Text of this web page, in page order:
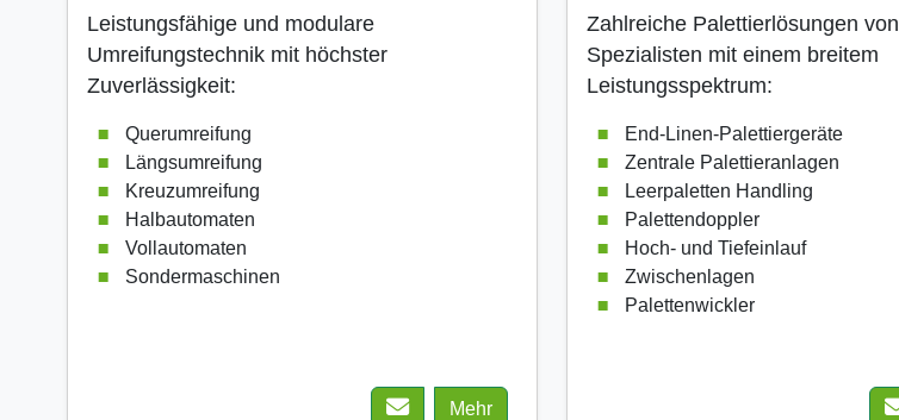
Leistungsfähige und modulare
Umreifungstechnik mit höchster
Zuverlässigkeit:
Querumreifung
Längsumreifung
Kreuzumreifung
Halbautomaten
Vollautomaten
Sondermaschinen
Mehr
Zahlreiche Palettierlösungen von
Spezialisten mit einem breitem
Leistungsspektrum:
End-Linen-Palettiergeräte
Zentrale Palettieranlagen
Leerpaletten Handling
Palettendoppler
Hoch- und Tiefeinlauf
Zwischenlagen
Palettenwickler